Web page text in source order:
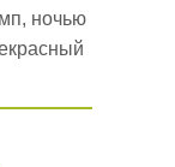
ночью